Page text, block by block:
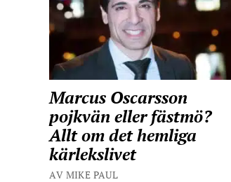
Marcus Oscarsson
pojkvän eller fästmö?
Allt om det hemliga
kärlekslivet
AV MIKE PAUL